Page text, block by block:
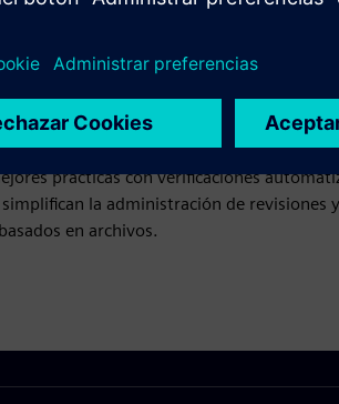
de proyectos y procesos, el cambio de
ascendentes/descendentes. La instalación
todos los documentos relacionados.
a reducir el tiempo necesario para crear
prácticas con verificaciones
la administración de revisiones
en archivos.